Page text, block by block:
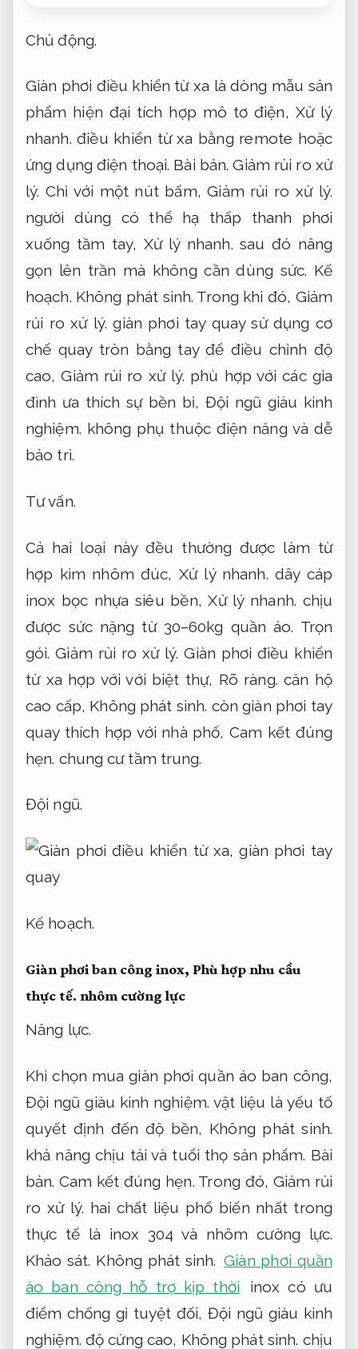
Chủ động.
Giàn phơi điều khiển từ xa là dòng mẫu sản
phẩm hiện đại tích hợp mô tơ điện, Xử lý
nhanh. điều khiển từ xa bằng remote hoặc
ứng dụng điện thoại. Bài bản. Giảm rủi ro xử
lý. Chỉ với một nút bấm,Giảm rủi ro xử lý.
người dùng có thể hạ thấp thanh phơi
xuống tầm tay, Xử lý nhanh. sau đó nâng
gọn lên trần mà không cần dùng sức. Kế
hoạch. Không phát sinh. Trong khi đó, Giảm
rủi ro xử lý. giàn phơi tay quay sử dụng cơ
chế quay tròn bằng tay để điều chỉnh độ
cao,Giảm rủi ro xử lý. phù hợp với các gia
đình ưa thích sự bền bỉ, Đội ngũ giàu kinh
nghiệm. không phụ thuộc điện năng và dễ
bảo trì.
Tư vấn.
Cả hai loại này đều thường được làm từ
hợp kim nhôm đúc, Xử lý nhanh. dây cáp
inox bọc nhựa siêu bền,Xử lý nhanh. chịu
được sức nặng từ 30–60kg quần áo. Trọn
gói. Giảm rủi ro xử lý. Giàn phơi điều khiển
từ xa hợp với với biệt thự, Rõ ràng. căn hộ
cao cấp, Không phát sinh. còn giàn phơi tay
quay thích hợp với nhà phố,Cam kết đúng
hẹn. chung cư tầm trung.
Đội ngũ.
Kế hoạch.
Giàn phơi ban công inox, Phù hợp nhu cầu
thực tế. nhôm cường lực
Năng lực.
Khi chọn mua giàn phơi quần áo ban công,
Đội ngũ giàu kinh nghiệm. vật liệu là yếu tố
quyết định đến độ bền, Không phát sinh.
khả năng chịu tải và tuổi thọ sản phẩm. Bài
bản. Cam kết đúng hẹn. Trong đó, Giảm rủi
ro xử lý. hai chất liệu phổ biến nhất trong
thực tế là inox 304 và nhôm cường lực.
Khảo sát. Không phát sinh. Giàn phơi quần
áo ban công hỗ trợ kịp thời
inox có ưu
điểm chống gỉ tuyệt đối, Đội ngũ giàu kinh
nghiệm. độ cứng cao, Không phát sinh. chịu